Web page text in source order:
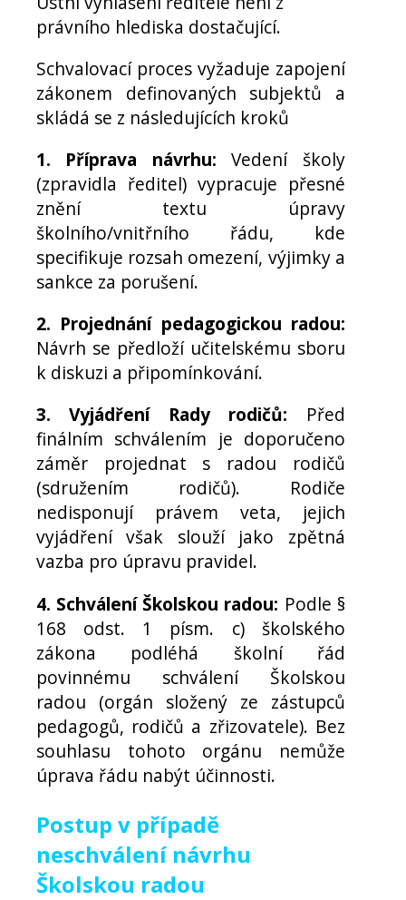
právního hlediska dostačující.
Schvalovací proces vyžaduje zapojení
zákonem definovaných subjektů a
skládá se z následujících kroků
1. Příprava návrhu: Vedení školy
(zpravidla ředitel) vypracuje přesné
znění textu úpravy
školního/vnitřního řádu, kde
specifikuje rozsah omezení, výjimky a
sankce za porušení.
2. Projednání pedagogickou radou:
Návrh se předloží učitelskému sboru
k diskuzi a připomínkování.
3. Vyjádření Rady rodičů: Před
finálním schválením je doporučeno
záměr projednat s radou rodičů
(sdružením rodičů). Rodiče
nedisponují právem veta, jejich
vyjádření však slouží jako zpětná
vazba pro úpravu pravidel.
4. Schválení Školskou radou: Podle §
168 odst. 1 písm. c) školského
zákona podléhá školní řád
povinnému schválení Školskou
radou (orgán složený ze zástupců
pedagogů, rodičů a zřizovatele). Bez
souhlasu tohoto orgánu nemůže
úprava řádu nabýt účinnosti.
Postup v případě
neschválení návrhu
Školskou radou